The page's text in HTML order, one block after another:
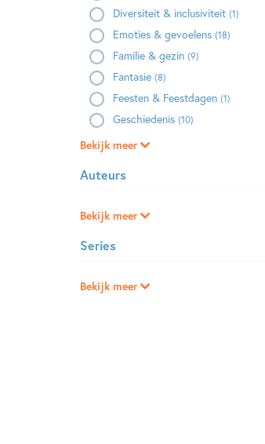
Diversiteit & inclusiviteit (1)
Emoties & gevoelens (18)
Familie & gezin (9)
Fantasie (8)
Feesten & Feestdagen (1)
Geschiedenis (10)
Bekijk meer
Auteurs
Bekijk meer
Series
Bekijk meer